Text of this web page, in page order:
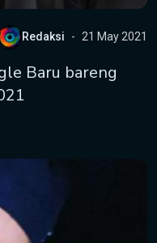
Redaksi 21 May 2021
Baru bareng